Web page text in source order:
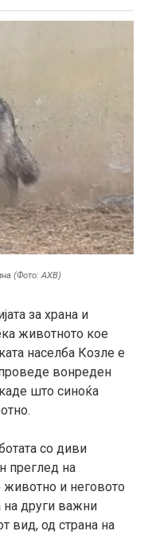
(Фото: АХВ)
за храна и
животното кое
населба Козле е
вонреден
што синоќа
со диви
преглед на
животно и неговото
на други важни
вид, од страна на